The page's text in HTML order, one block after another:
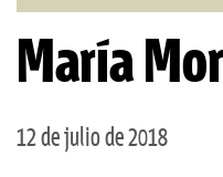
María
12 de julio de 2018